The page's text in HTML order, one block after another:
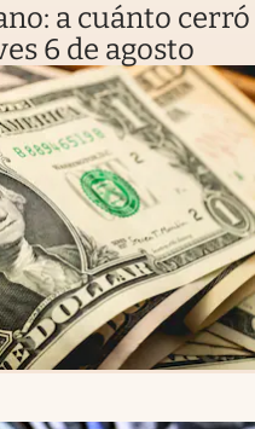
a cuánto cerró
6 de agosto